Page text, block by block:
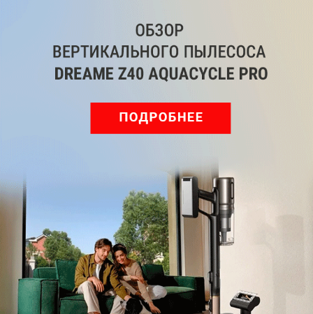
Плюс в том, что так у вас будет больше охвата и
активности. Минус — спамеры подтянутся
буквально в течение суток. Чтобы оставить только
проверку на подписку. Те, кто не подписан, увидят
предложение присоединиться перед тем как
смогут писать в чат канала.
Программы и приложения
Как посмотреть в Макс кто
поставил реакцию
Эта же фишка превращает комментарии в
воронку. Положите в обсуждение полезную